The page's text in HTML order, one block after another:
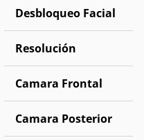
Desbloqueo Facial
Resolución
Camara Frontal
Camara Posterior